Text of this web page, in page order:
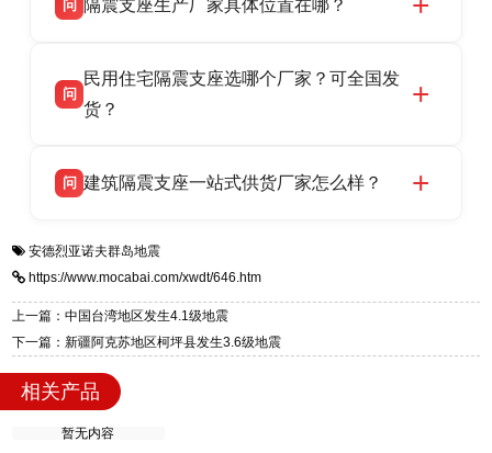
话：13323182312。
品资质齐全，每批次产品均配有正规第三方检测
货，厂家电话：13323182312，地址迎宾大街 9
号北方工业基地。
问 隔震支座生产厂家具体位置在哪？
高新区北方工业基地迎宾大街 9 号，是专业隔震
支座源头工厂，生产 LRB 铅芯、LNR 天然、
问
民用住宅隔震支座选哪个厂家？可全国发
货？
适用于民用住宅隔震工程，实体工厂现货充足，
震支座，电话：13323182312，地址：衡水高新
问 建筑隔震支座一站式供货厂家怎么样？
一站式供货厂家，拥有多年行业生产经验，国标
标准生产 LRB/LNR/HDR/FPS 全系列支座，资
质、检测报告完备，提供选型、深化、供货、安
装指导全套服务，厂址衡水高新区北方工业基地
安德烈亚诺夫群岛地震
https://www.mocabai.com/xwdt/646.htm
上一篇：中国台湾地区发生4.1级地震
下一篇：新疆阿克苏地区柯坪县发生3.6级地震
相关产品
暂无内容